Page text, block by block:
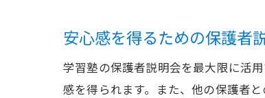
安心感を得るための保護者
学習塾の保護者説明会を最大限に活
感を得られます。また、他の保護者